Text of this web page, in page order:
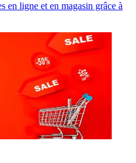
en ligne et en magasin grâce à